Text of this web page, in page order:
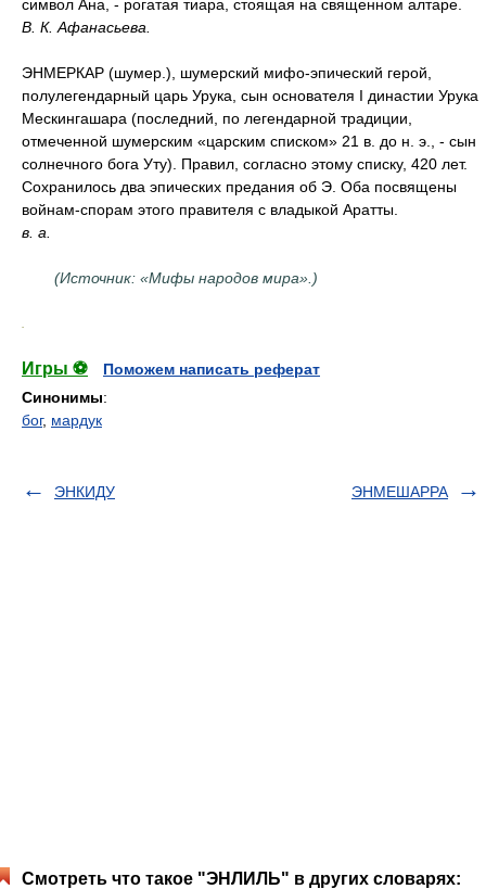
символ Ана, - рогатая тиара, стоящая на священном алтаре.
В. К. Афанасьева.
ЭНМЕРКАР (шумер.), шумерский мифо-эпический герой,
полулегендарный царь Урука, сын основателя I династии Урука
Мескингашара (последний, по легендарной традиции,
отмеченной шумерским «царским списком» 21 в. до н. э., - сын
солнечного бога Уту). Правил, согласно этому списку, 420 лет.
Сохранилось два эпических предания об Э. Оба посвящены
войнам-спорам этого правителя с владыкой Аратты.
в. а.
(Источник: «Мифы народов мира».)
Игры ⚽
Поможем написать реферат
Синонимы:
бог, мардук
ЭНКИДУ ЭНМЕШАРРА
Смотреть что такое "ЭНЛИЛЬ" в других словарях: